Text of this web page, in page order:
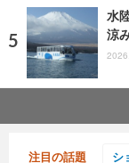
水
涼
注目の話題 シ